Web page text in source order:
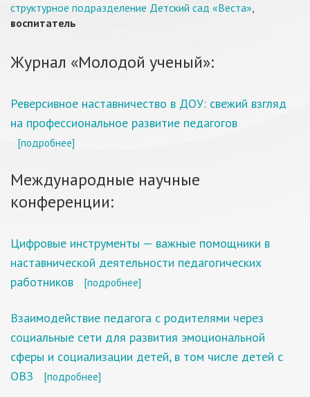
структурное подразделение Детский сад «Веста»,
воспитатель
Журнал «Молодой ученый»:
Реверсивное наставничество в ДОУ: свежий взгляд
на профессиональное развитие педагогов
[подробнее]
Международные научные
конференции:
Цифровые инструменты — важные помощники в
наставнической деятельности педагогических
работников
[подробнее]
Взаимодействие педагога с родителями через
социальные сети для развития эмоциональной
сферы и социализации детей, в том числе детей с
ОВЗ
[подробнее]